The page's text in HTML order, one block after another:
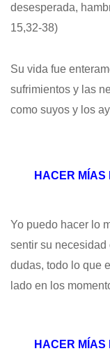
desesperada,
15,32-38)
Su vida fue
sufrimientos y las
como suyos y los
HACER
Yo puedo hacer lo
sentir su necesidad
dudas, todo lo que
lado en los
HACER